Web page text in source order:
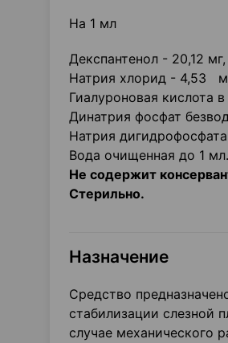
На 1 мл
Декспантенол - 20,12 мг,
Натрия хлорид - 4,53
Гиалуроновая кислота
Динатрия фосфат
Натрия
Вода очищенная до 1 мл.
Не содержит
Стерильно.
Назначение
Средство
стабилизации слезной
случае механического